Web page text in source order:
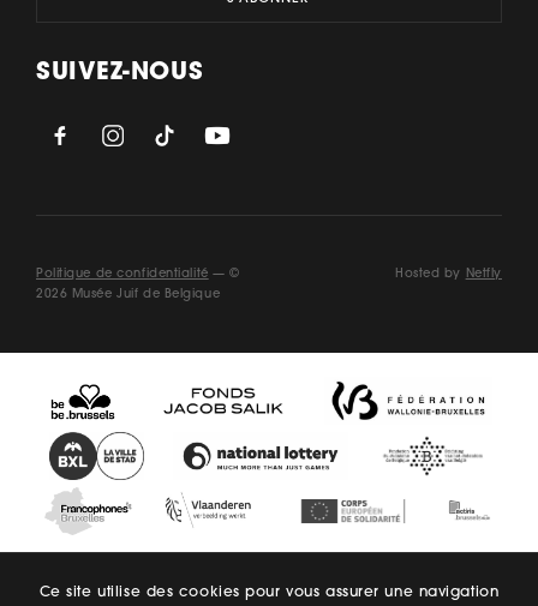
SUIVEZ-NOUS
Politique de confidentialité — ©
2026 Musée Juif de Belgique
Hosted by Netfly
Ce site utilise des cookies pour vous assurer une navigation